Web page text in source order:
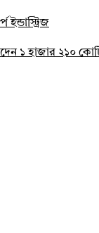
ইন্ডাস্ট্রিজ
১ হাজার ২১০